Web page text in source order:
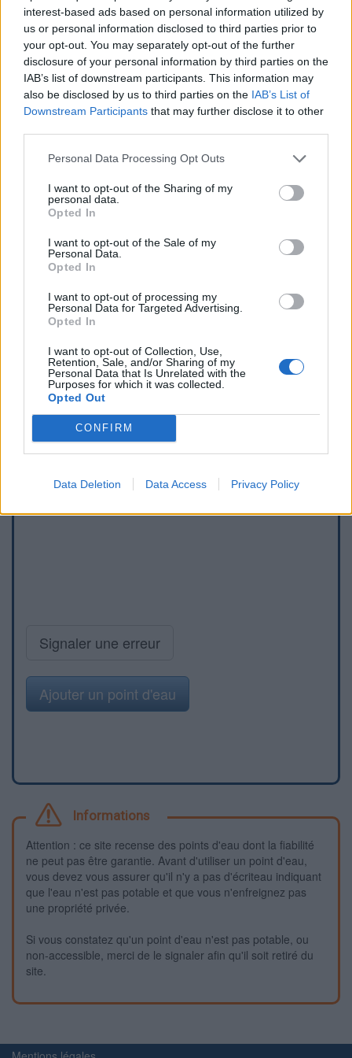
interest-based ads based on personal information utilized by
us or personal information disclosed to third parties prior to
your opt-out. You may separately opt-out of the further
disclosure of your personal information by third parties on the
IAB’s list of downstream participants. This information may
also be disclosed by us to third parties on the IAB’s List of
Downstream Participants that may further disclose it to other
Personal Data Processing Opt Outs
I want to opt-out of the Sharing of my
personal data.
Opted In
I want to opt-out of the Sale of my
Personal Data.
Opted In
I want to opt-out of processing my
Personal Data for Targeted Advertising.
Opted In
I want to opt-out of Collection, Use,
Retention, Sale, and/or Sharing of my
Personal Data that Is Unrelated with the
Purposes for which it was collected.
Opted Out
CONFIRM
Data Deletion Data Access Privacy Policy
Afficher la carte
Signaler une erreur
Ajouter un point d'eau
Informations
Attention : ce site recense des points d'eau dont la fiabilité
ne peut pas être garantie. Avant d'utiliser un point d'eau,
vous devez vous assurer qu'il n'y a pas d'écriteau indiquant
que l'eau n'est pas potable et que vous n'enfreignez pas
une propriété privée.
Si vous constatez qu'un point d'eau n'est pas potable, ou
non-accessible, merci de le signaler afin qu'il soit retiré du
site.